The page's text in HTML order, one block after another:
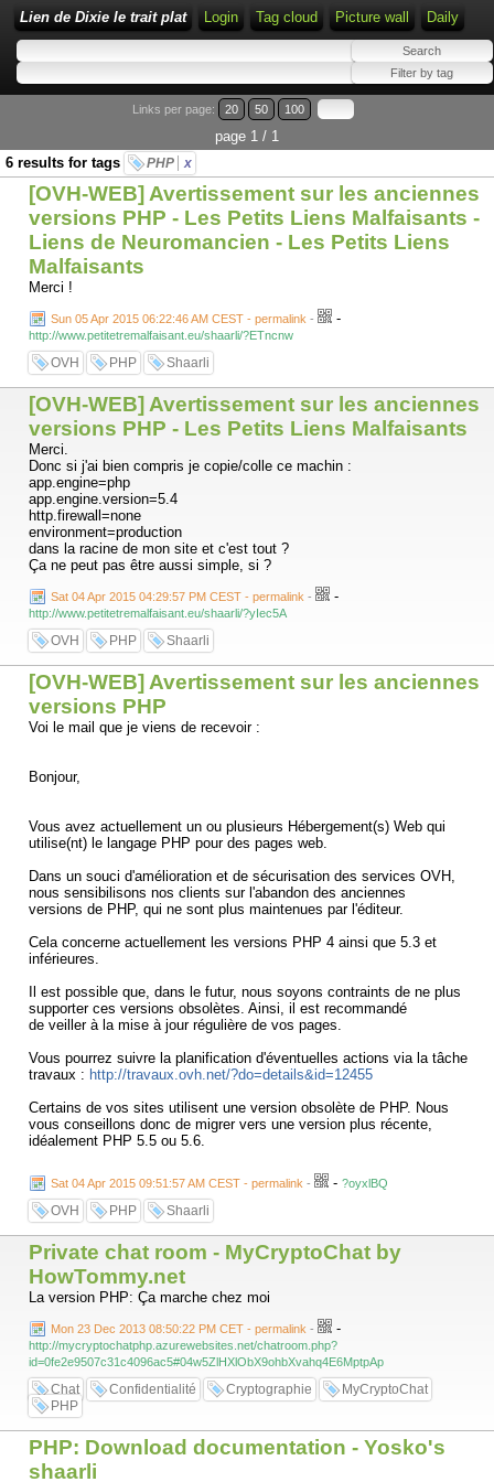
Lien de Dixie le trait plat Login Tag cloud Picture wall Daily
Links per page: 20 50 100
page 1 / 1
6 results for tags
PHP x
[OVH-WEB] Avertissement sur les anciennes
versions PHP - Les Petits Liens Malfaisants -
Liens de Neuromancien - Les Petits Liens
Malfaisants
Merci !
Sun 05 Apr 2015 06:22:46 AM CEST - permalink - -
http://www.petitetremalfaisant.eu/shaarli/?ETncnw
OVH PHP Shaarli
[OVH-WEB] Avertissement sur les anciennes
versions PHP - Les Petits Liens Malfaisants
Merci.
Donc si j'ai bien compris je copie/colle ce machin :
app.engine=php
app.engine.version=5.4
http.firewall=none
environment=production
dans la racine de mon site et c'est tout ?
Ça ne peut pas être aussi simple, si ?
Sat 04 Apr 2015 04:29:57 PM CEST - permalink - -
http://www.petitetremalfaisant.eu/shaarli/?yIec5A
OVH PHP Shaarli
[OVH-WEB] Avertissement sur les anciennes
versions PHP
Voi le mail que je viens de recevoir :
Bonjour,
Vous avez actuellement un ou plusieurs Hébergement(s) Web qui
utilise(nt) le langage PHP pour des pages web.
Dans un souci d'amélioration et de sécurisation des services OVH,
nous sensibilisons nos clients sur l'abandon des anciennes
versions de PHP, qui ne sont plus maintenues par l'éditeur.
Cela concerne actuellement les versions PHP 4 ainsi que 5.3 et
inférieures.
Il est possible que, dans le futur, nous soyons contraints de ne plus
supporter ces versions obsolètes. Ainsi, il est recommandé
de veiller à la mise à jour régulière de vos pages.
Vous pourrez suivre la planification d'éventuelles actions via la tâche
travaux : http://travaux.ovh.net/?do=details&id=12455
Certains de vos sites utilisent une version obsolète de PHP. Nous
vous conseillons donc de migrer vers une version plus récente,
idéalement PHP 5.5 ou 5.6.
Vous trouverez ci-dessous le(s) site(s) concerné(s) :
- deleurme.net utilise actuellement:
- PHP 5.2
- PHP 5.3
Le support OVH ne pourra pas effectuer les opérations nécessaires sur
votre site, du fait du caractère unique de chaque configuration.
Pour vous aider dans la vérification de votre configuration PHP, et sa
mise à jour au besoin, un guide est à votre disposition :
https://www.ovh.com/fr/g1207.php-ovh
Par ailleurs, l'utilisation d'une version PHP à jour vous permettra de
profiter pleinement des dernières innovations, comme l'optimisation
PHP-FPM :https://www.ovh.com/fr/g1175.php-fpm
Sat 04 Apr 2015 09:51:57 AM CEST - permalink - - ?oyxlBQ
OVH PHP Shaarli
Private chat room - MyCryptoChat by
HowTommy.net
La version PHP: Ça marche chez moi
Mon 23 Dec 2013 08:50:22 PM CET - permalink - -
http://mycryptochatphp.azurewebsites.net/chatroom.php?
id=0fe2e9507c31c4096ac5#04w5ZlHXlObX9ohbXvahq4E6MptpAp
Chat Confidentialité Cryptographie
MyCryptoChat
PHP
PHP: Download documentation - Yosko's
shaarli